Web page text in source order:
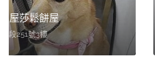
sōzai by LayLow
台中市西區美村路一段133巷22號2樓